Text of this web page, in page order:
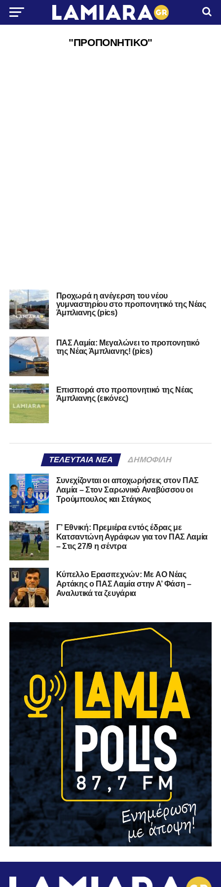
"ΠΡΟΠΟΝΗΤΙΚΟ"
Προχωρά η ανέγερση του νέου
γυμναστηρίου στο προπονητικό της Νέας
Άμπλιανης (pics)
ΠΑΣ Λαμία: Mεγαλώνει το προπονητικό
της Νέας Άμπλιανης! (pics)
Επισπορά στο προπονητικό της Νέας
Άμπλιανης (εικόνες)
ΤΕΛΕΥΤΑΊΑ ΝΈΑ ΔΗΜΟΦΙΛΉ
Συνεχίζονται οι αποχωρήσεις στον ΠΑΣ
Λαμία – Στον Σαρωνικό Αναβύσσου οι
Τρούμπουλος και Στάγκος
Γ’ Εθνική: Πρεμιέρα εντός έδρας με
Κατσαντώνη Αγράφων για τον ΠΑΣ Λαμία
– Στις 27/9 η σέντρα
Kύπελλο Ερασιτεχνών: Με AO Nέας
Αρτάκης ο ΠΑΣ Λαμία στην Α’ Φάση –
Αναλυτικά τα ζευγάρια